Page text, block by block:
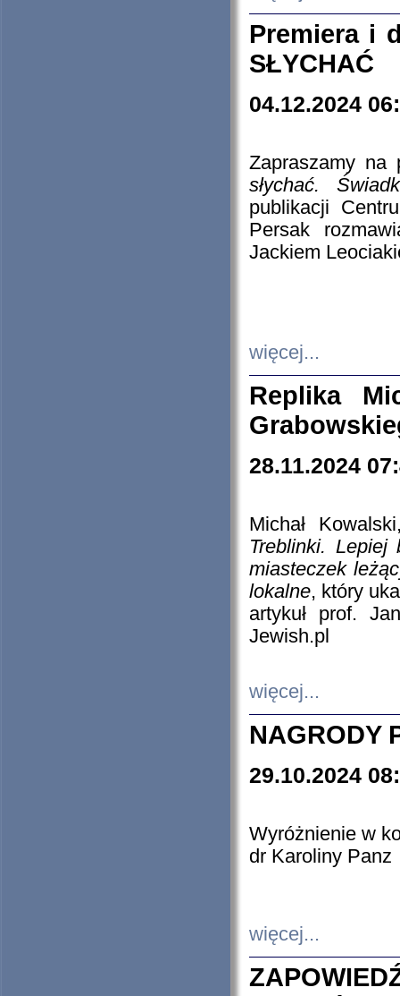
Premiera i
SŁYCHAĆ
04.12.2024
Zapraszamy
słychać.
publikacji
Persak
Jackiem
więcej...
Replika
28.11.2024
Michał
Treblinki. Lepiej
miasteczek
lokalne, który
artykuł prof.
Jewish.pl
więcej...
NAGRODY
29.10.2024
Wyróżnienie w
dr Karoliny Panz
więcej...